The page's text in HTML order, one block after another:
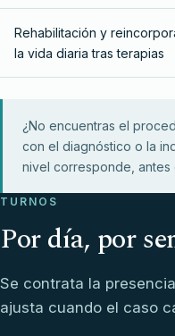
Rehabilitación y
la vida diaria tras terapias
¿No encuentras el
con el diagnóstico o la
nivel corresponde, antes
TURNOS
Por día, por
Se contrata la
ajusta cuando el caso